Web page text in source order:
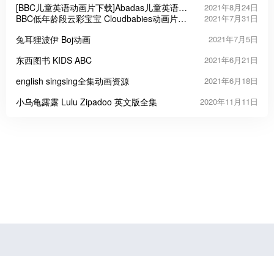
[BBC儿童英语动画片下载]Abadas儿童英语单
词
2021年8月24日
BBC低年龄段云彩宝宝 Cloudbabies动画片全
2021年7月31日
兔耳狸波伊 Boj动画 2021年7月5日
东西图书 KIDS ABC 2021年6月21日
english singsing全集动画资源 2021年6月18日
小乌龟露露 Lulu Zipadoo 英文版全集 2020年11月11日